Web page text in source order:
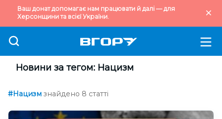
Ваш донат допомагає нам працювати й далі — для
Херсонщини та всієї України.
Новини за тегом: Нацизм
#Нацизм знайдено 8 статті